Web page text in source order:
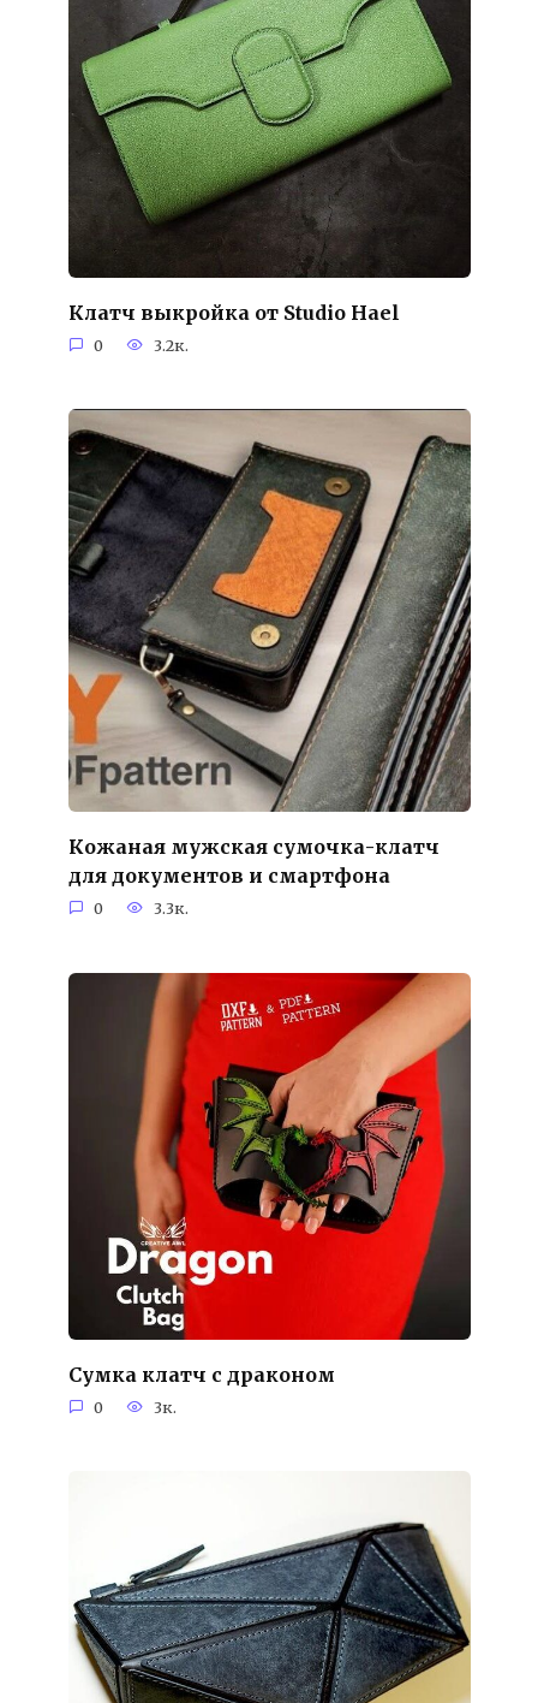
Клатч выкройка от Studio Hael
0 3.2к.
Кожаная мужская сумочка-клатч
для документов и смартфона
0 3.3к.
Сумка клатч с драконом
0 3к.